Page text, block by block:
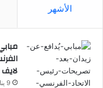
الأشهر
لايف
9 يناير، 2023